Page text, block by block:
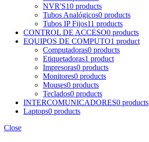
NVR'S10 products
Tubos Analógicos0 products
Tubos IP Fijos11 products
CONTROL DE ACCESO0 products
EQUIPOS DE COMPUTO1 product
Computadoras0 products
Etiquetadoras1 product
Impresoras0 products
Monitores0 products
Mouses0 products
Teclados0 products
INTERCOMUNICADORES0 products
Laptops0 products
Close